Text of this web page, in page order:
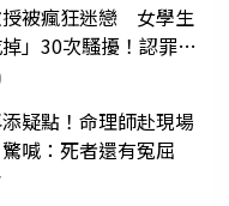
授被瘋狂迷戀 女學生
」30次騷擾！認罪免
疑點！命理師赴現場
喊：死者還有冤屈